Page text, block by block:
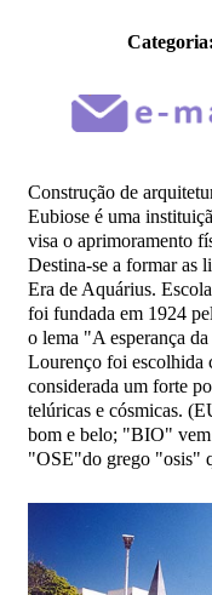
Categoria:
Construção de
Eubiose é uma
visa o aprimoramento
Destina-se a formar as
Era de Aquárius.
foi fundada em 1924
o lema "A esperança
Lourenço foi escolhida
considerada um forte
telúricas e cósmicas.
bom e belo; "BIO"
"OSE"do grego "osis"